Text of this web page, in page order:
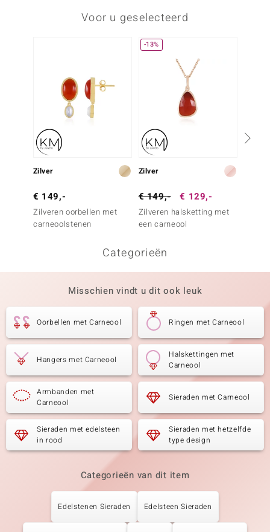
Voor u geselecteerd
Zilver
€ 149,-
Zilveren oorbellen met
carneoolstenen
-13%
Zilver
€ 149,- € 129,-
Zilveren halsketting met
een carneool
Categorieën
Misschien vindt u dit ook leuk
Oorbellen met Carneool Ringen met Carneool
Hangers met Carneool
Halskettingen met
Carneool
Armbanden met
Carneool
Sieraden met Carneool
Sieraden met edelsteen
in rood
Sieraden met hetzelfde
type design
Categorieën van dit item
Edelstenen Sieraden Edelsteen Sieraden